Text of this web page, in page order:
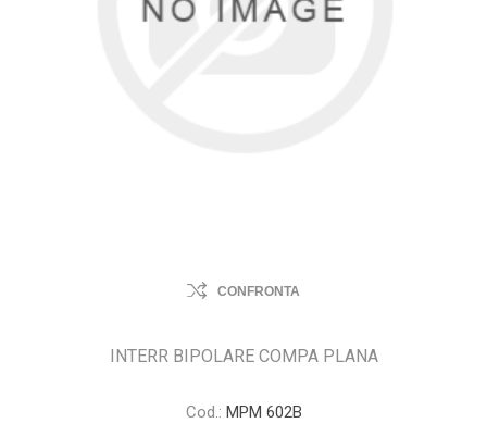
CONFRONTA
INTERR BIPOLARE COMPA PLANA
Cod.: MPM 602B